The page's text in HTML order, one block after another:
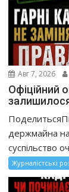
Авг 7, 2026
Офіційний
держмайна
суспільство
Журналістські